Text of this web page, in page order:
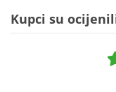
Kupci su